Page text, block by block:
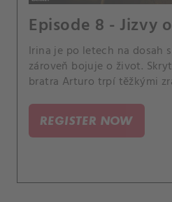
Episode 8 - Jizvy
Irina je po letech na dosah
zároveň bojuje o život.
bratra Arturo trpí těžkými
REGISTER NOW